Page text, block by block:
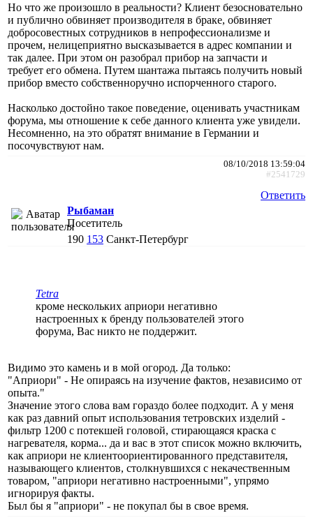
Но что же произошло в реальности? Клиент безосновательно
и публично обвиняет производителя в браке, обвиняет
добросовестных сотрудников в непрофессионализме и
прочем, нелицеприятно высказывается в адрес компании и
так далее. При этом он разобрал прибор на запчасти и
требует его обмена. Путем шантажа пытаясь получить новый
прибор вместо собственноручно испорченного старого.
Насколько достойно такое поведение, оценивать участникам
форума, мы отношение к себе данного клиента уже увидели.
Несомненно, на это обратят внимание в Германии и
посочувствуют нам.
08/10/2018 13:59:04
#2541729
Ответить
Рыбаман
Посетитель
190 153 Санкт-Петербург
Tetra
кроме нескольких априори негативно
настроенных к бренду пользователей этого
форума, Вас никто не поддержит.
Видимо это камень и в мой огород. Да только:
"Априори" - Не опираясь на изучение фактов, независимо от
опыта."
Значение этого слова вам гораздо более подходит. А у меня
как раз давний опыт использования тетровских изделий -
фильтр 1200 с потекшей головой, стирающаяся краска с
нагревателя, корма... да и вас в этот список можно включить,
как априори не клиентоориентированного представителя,
называющего клиентов, столкнувшихся с некачественным
товаром, "априори негативно настроенными", упрямо
игнорируя факты.
Был бы я "априори" - не покупал бы в свое время.